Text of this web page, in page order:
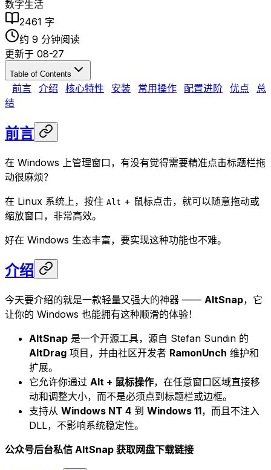
数字生活
2461 字
约 9 分钟阅读
更新于 08-27
Table of Contents
前言 介绍 核心特性 安装 常用操作 配置进阶 优点
总
结
前言
在 Windows 上管理窗口，有没有觉得需要精准点击标题栏拖
动很麻烦？
在 Linux 系统上，按住 Alt + 鼠标点击，就可以随意拖动或
缩放窗口，非常高效。
好在 Windows 生态丰富，要实现这种功能也不难。
介绍
今天要介绍的就是一款轻量又强大的神器 —— AltSnap，它
让你的 Windows 也能拥有这种顺滑的体验！
AltSnap 是一个开源工具，源自 Stefan Sundin 的
AltDrag 项目，并由社区开发者 RamonUnch 维护和
扩展。
它允许你通过 Alt + 鼠标操作，在任意窗口区域直接移
动和调整大小，而不是必须点到标题栏或边框。
支持从 Windows NT 4 到 Windows 11，而且不注入
DLL，不影响系统稳定性。
公众号后台私信 AltSnap 获取网盘下载链接